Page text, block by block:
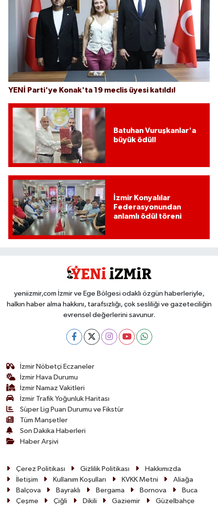
YENİ Parti'ye Konak'ta 19 meclis üyesi katıldı!
Batuhan Vuruşkanlar'a
büyük ödül!
İzmir Konyalılar
Federasyonundan
anlamlı ödül töreni
yeniizmir,com İzmir ve Ege Bölgesi odaklı özgün haberleriyle,
halkın haber alma hakkını, tarafsızlığı, çok sesliliği ve gazeteciliğin
evrensel değerlerini savunur.
İzmir Nöbetçi Eczaneler
İzmir Hava Durumu
İzmir Namaz Vakitleri
İzmir Trafik Yoğunluk Haritası
Süper Lig Puan Durumu ve Fikstür
Tüm Manşetler
Son Dakika Haberleri
Haber Arşivi
Çerez Politikası Gizlilik Politikası
Hakkımızda
İletişim
Kullanım Koşulları KVKK Metni
Aliağa
Balçova
Bayraklı Bergama Bornova
Buca
Çeşme
Çiğli Dikili Gaziemir
Güzelbahçe